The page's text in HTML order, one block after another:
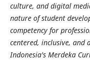
culture, and digital
nature of student
competency for
centered, inclusive,
Indonesia's Merdeka